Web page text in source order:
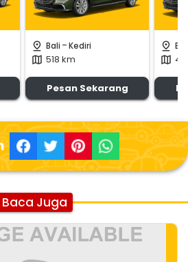
pin_drop Bali -Kediri
map 518 km
Pesan Sekarang
pin_drop
map
Baca Juga